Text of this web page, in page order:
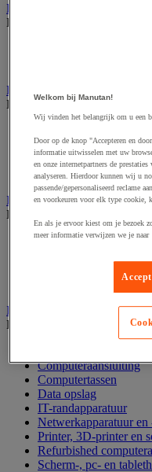
Bewegwijzering en
Bekijk de hele productgroep
Folderrek en -houder
Bekijk de hele productgroep
Mobiel folderrek
Tafel folderstandaard
Wandfolderhouder
Inname en beheer van geld
Bekijk de hele productgroep
Barcode scanner en
Valsgelddetectie en
IT en multimedia
Bekijk de hele productgroep
Computeraansluiting
Computertassen
Data opslag
IT-randapparatuur
Netwerkapparatuur en
Printer, 3D-printer en
Refurbished
Scherm-, pc- en
Welkom bij Manutan!
Wij vinden het belangrijk om u een
Door op de knop "Accepteren en
informatie uitwisselen met uw
en onze internetpartners de
analyseren. Hierdoor kunnen wij u
passende/gepersonaliseerd reclame
en voorkeuren voor elk type
En als je ervoor kiest om je bezoek
meer informatie verwijzen we je naar